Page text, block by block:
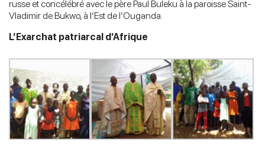
russe et concélébré avec le père Paul Buleku à la paroisse Saint-
Vladimir de Bukwo, à l’Est de l’Ouganda.
L’Exarchat patriarcal d’Afrique